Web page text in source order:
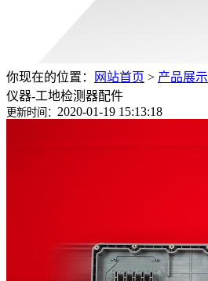
你现在的位置： 网站首页 > 产品展示
仪器-工地检测器配件
更新时间： 2020-01-19 15:13:18